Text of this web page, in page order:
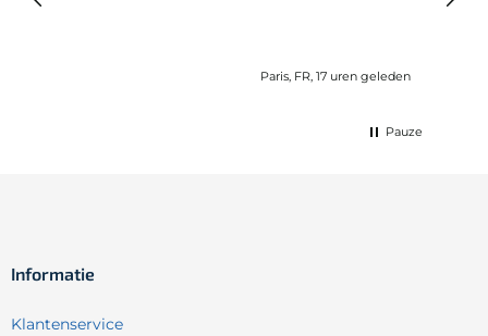
Paris, FR, 17 uren geleden
Pauze
Informatie
Klantenservice